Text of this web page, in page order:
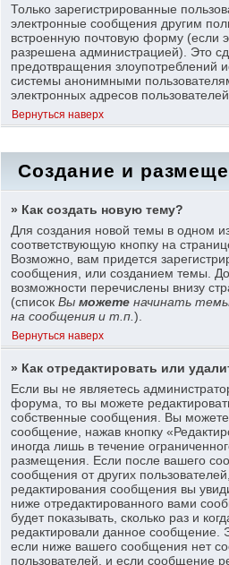
Только зарегистрированные
электронные сообщения другим
встроенную почтовую форму (если
разрешена администрацией). Это
предотвращения злоупотреблений
системы анонимными
электронных адресов
Вернуться наверх
Создание и
» Как создать новую тему?
Для создания новой темы в одном
соответствующую кнопку на
Возможно, вам придется
сообщения, или созданием темы.
возможности перечислены внизу
(списокВыможете начинать
на сообщения и т.п.).
Вернуться наверх
» Как отредактировать или
Если вы не являетесь
форума, то вы можете
собственные сообщения. Вы можете
сообщение, нажав кнопку
иногда лишь в течение
размещения. Если после вашего
сообщения от других
редактирования сообщения вы
ниже отредактированного вами
будет показывать, сколько раз и
редактировали данное сообщение.
если ниже вашего сообщения нет
пользователей, и если сообщение